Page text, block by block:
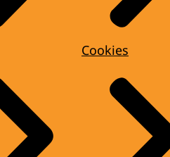
Cookies